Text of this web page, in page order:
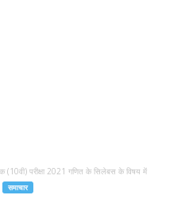
(10वी) परीक्षा 2021 गणित के सिलेबस के विषय में
समाचार